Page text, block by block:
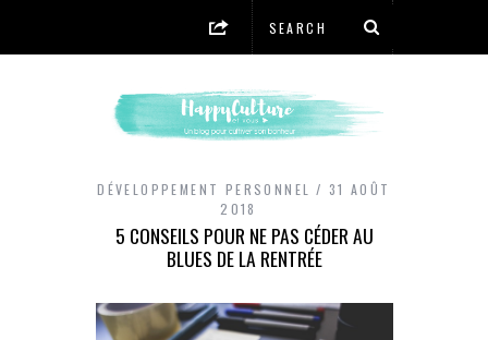
DÉVELOPPEMENT PERSONNEL
31 AOÛT
2018
5 CONSEILS POUR NE PAS CÉDER AU
BLUES DE LA RENTRÉE